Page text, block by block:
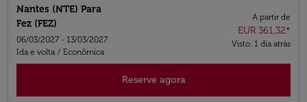
Nantes (NTE) Para
Fez (FEZ)
06/03/2027 - 13/03/2027
Ida e volta / Econômica
A partir de
EUR 361,32*
Visto: 1 dia atrás
Reserve agora